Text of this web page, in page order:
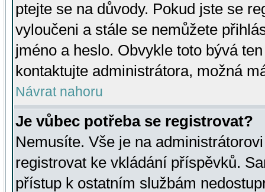
ptejte se na důvody. Pokud jste se
vyloučeni a stále se nemůžete
jméno a heslo. Obvykle toto bývá
kontaktujte administrátora, možná
Návrat nahoru
Je vůbec potřeba se registrovat?
Nemusíte. Vše je na
registrovat ke vkládání příspěvků.
přístup k ostatním službám